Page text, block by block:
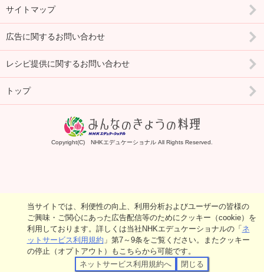
サイトマップ
広告に関するお問い合わせ
レシピ提供に関するお問い合わせ
トップ
Copyright(C) NHKエデュケーショナル All Rights Reserved.
当サイトでは、利便性の向上、利用分析およびユーザーの皆様の
ご興味・ご関心にあった広告配信等のためにクッキー（cookie）を
利用しております。詳しくは当社NHKエデュケーショナルの「ネ
ットサービス利用規約 」第7～9条をご覧ください。またクッキー
の停止（オプトアウト）もこちらから可能です。
ネットサービス利用規約へ
閉じる